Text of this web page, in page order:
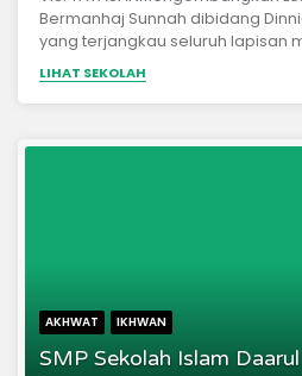
Bermanhaj Sunnah dibidang
yang terjangkau seluruh lapisan
YAYASANMenyediakan
berorientasi pada hafalan Al-
keterampilan.Menyediakan
LIHAT SEKOLAH
AKHWAT IKHWAN
SMP Sekolah Islam